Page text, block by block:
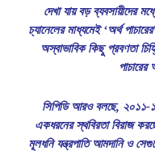
দেখা যায় বড় ব্যবসায়ীদের
চ্যানেলের মাধ্যমেই ‘অর্থ
অস্বাভাবিক কিছু প্রবণতা
সিপিডি আরও বলছে, ২০১১-
একধরনের স্থবিরতা বিরাজ
মূলধনি যন্ত্রপাতি আমদানি ও